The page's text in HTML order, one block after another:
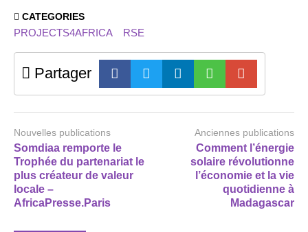
CATEGORIES
PROJECTS4AFRICA RSE
Partager
Nouvelles publications
Somdiaa remporte le
Trophée du partenariat le
plus créateur de valeur
locale –
AfricaPresse.Paris
Anciennes publications
Comment l’énergie
solaire révolutionne
l’économie et la vie
quotidienne à
Madagascar